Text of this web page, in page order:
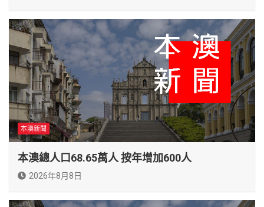
本澳新聞
本澳總人口68.65萬人 按年增加600人
2026年8月8日